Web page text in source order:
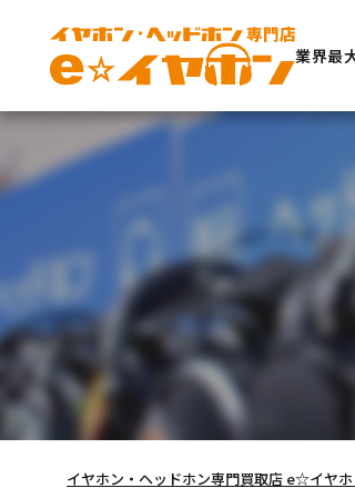
業界最
イヤホン・ヘッドホン専門買取店 e☆イヤホ